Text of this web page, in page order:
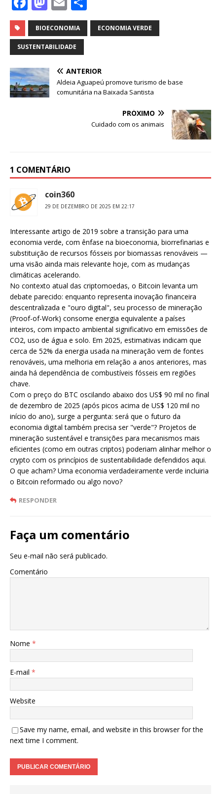
a
c
e
b
o
o
a
st
o
d
o
n
m
ai
l
h
ar
BIOECONOMIA ECONOMIA VERDE
SUSTENTABILIDADE
ANTERIOR
Aldeia Aguapeú promove turismo de base
comunitária na Baixada Santista
PRÓXIMO
Cuidado com os animais
1 COMENTÁRIO
coin360
29 DE DEZEMBRO DE 2025 EM 22:17
Interessante artigo de 2019 sobre a transição para uma
economia verde, com ênfase na bioeconomia, biorrefinarias e
substituição de recursos fósseis por biomassas renováveis —
uma visão ainda mais relevante hoje, com as mudanças
climáticas acelerando.
No contexto atual das criptomoedas, o Bitcoin levanta um
debate parecido: enquanto representa inovação financeira
descentralizada e "ouro digital", seu processo de mineração
(Proof-of-Work) consome energia equivalente a países
inteiros, com impacto ambiental significativo em emissões de
CO2, uso de água e solo. Em 2025, estimativas indicam que
cerca de 52% da energia usada na mineração vem de fontes
renováveis, uma melhoria em relação a anos anteriores, mas
ainda há dependência de combustíveis fósseis em regiões
chave.
Com o preço do BTC oscilando abaixo dos US$ 90 mil no final
de dezembro de 2025 (após picos acima de US$ 120 mil no
início do ano), surge a pergunta: será que o futuro da
economia digital também precisa ser "verde"? Projetos de
mineração sustentável e transições para mecanismos mais
eficientes (como em outras criptos) poderiam alinhar melhor o
crypto com os princípios de sustentabilidade defendidos aqui.
O que acham? Uma economia verdadeiramente verde incluiria
o Bitcoin reformado ou algo novo?
RESPONDER
Faça um comentário
Seu e-mail não será publicado.
Comentário
Nome *
E-mail *
Website
Save my name, email, and website in this browser for the
next time I comment.